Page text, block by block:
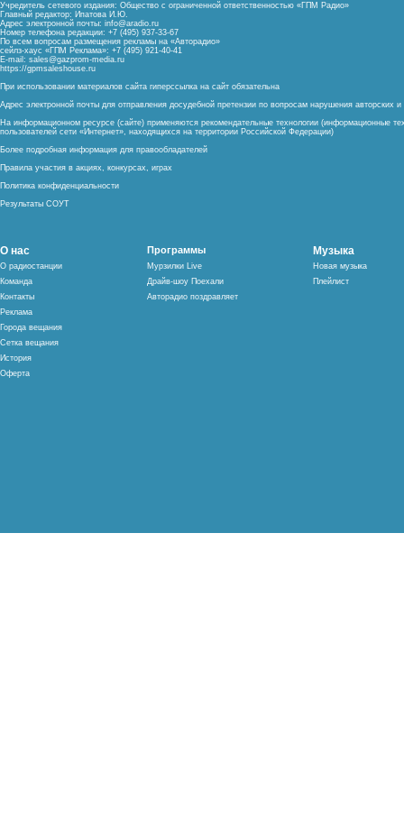
Учредитель сетевого издания: Общество с ограниченной ответственностью «ГПМ Радио»
Главный редактор: Ипатова И.Ю.
Адрес электронной почты: info@aradio.ru
Номер телефона редакции: +7 (495) 937-33-67
По всем вопросам размещения рекламы на «Авторадио»
сейлз-хаус «ГПМ Реклама»: +7 (495) 921-40-41
E-mail: sales@gazprom-media.ru
https://gpmsaleshouse.ru
При использовании материалов сайта гиперссылка на сайт обязательна
Адрес электронной почты для отправления досудебной претензии по вопросам нарушения авторских
На информационном ресурсе (сайте) применяются рекомендательные технологии (информационные
пользователей сети «Интернет», находящихся на территории Российской Федерации)
Более подробная информация для правообладателей
Правила участия в акциях, конкурсах, играх
Политика конфиденциальности
Результаты СОУТ
О нас
О радиостанции
Команда
Контакты
Реклама
Города вещания
Сетка вещания
История
Оферта
Программы
Мурзилки Live
Драйв-шоу Поехали
Авторадио поздравляет
Музыка
Новая музыка
Плейлист